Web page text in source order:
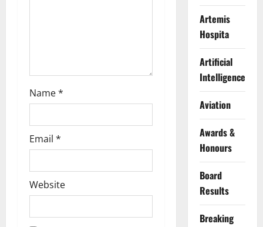
Name*
Email *
Website
Artemis
Hospita
Artificial
Intelligence
Aviation
Awards &
Honours
Board
Results
Breaking